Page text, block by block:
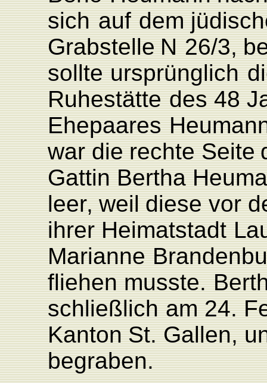
sich auf dem
Grabstelle N 26/3,
sollte ursprünglich
Ruhestätte des 48
Ehepaares
war die rechte Seite
Gattin Bertha
leer, weil diese vor
ihrerHeimatstadt L
Marianne
fliehen musste.
schließlich am 24.F
Kanton St. Gallen,
begraben.